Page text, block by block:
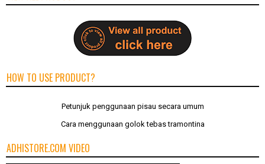
HOW TO USE PRODUCT?
Petunjuk penggunaan pisau secara umum
Cara menggunaan golok tebas tramontina
ADHISTORE.COM VIDEO